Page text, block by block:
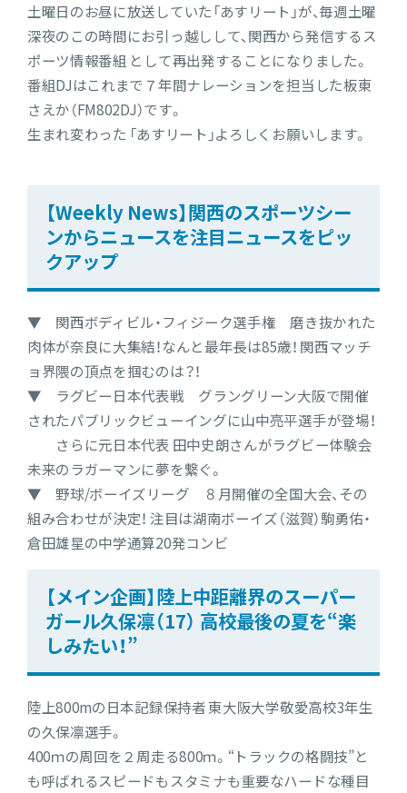
土曜日のお昼に放送していた「あすリート」が、毎週土曜
深夜のこの時間にお引っ越しして、関西から発信するス
ポーツ情報番組 として再出発することになりました。
番組DJはこれまで７年間ナレーションを担当した板東
さえか（FM802DJ）です。
生まれ変わった 「あすリート」よろしくお願いします。
【Weekly News】関西のスポーツシー
ンからニュースを注目ニュースをピッ
クアップ
▼ 関西ボディビル・フィジーク選手権 磨き抜かれた
肉体が奈良に大集結！なんと最年長は85歳！ 関西マッチ
ョ界隈の頂点を掴むのは？！
▼ ラグビー日本代表戦 グラングリーン大阪で開催
されたパブリックビューイングに山中亮平選手が登場！
さらに元日本代表 田中史朗さんがラグビー体験会
未来のラガーマンに夢を繋ぐ。
▼ 野球/ボーイズリーグ ８月開催の全国大会、その
組み合わせが決定！ 注目は湖南ボーイズ（滋賀）駒勇佑・
倉田雄星の中学通算20発コンビ
【メイン企画】陸上中距離界のスーパー
ガール久保凛（17） 高校最後の夏を“楽
しみたい！”
陸上800mの日本記録保持者 東大阪大学敬愛高校3年生
の久保凛選手。
400ｍの周回を２周走る800ｍ。“トラックの格闘技”と
も呼ばれるスピードもスタミナも重要なハードな種目